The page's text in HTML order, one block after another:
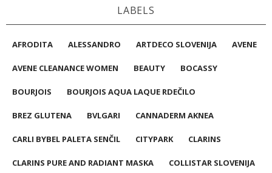
LABELS
AFRODITA ALESSANDRO ARTDECO SLOVENIJA AVENE
AVENE CLEANANCE WOMEN BEAUTY BOCASSY
BOURJOIS BOURJOIS AQUA LAQUE RDEČILO
BREZ GLUTENA BVLGARI CANNADERM AKNEA
CARLI BYBEL PALETA SENČIL CITYPARK CLARINS
CLARINS PURE AND RADIANT MASKA COLLISTAR SLOVENIJA